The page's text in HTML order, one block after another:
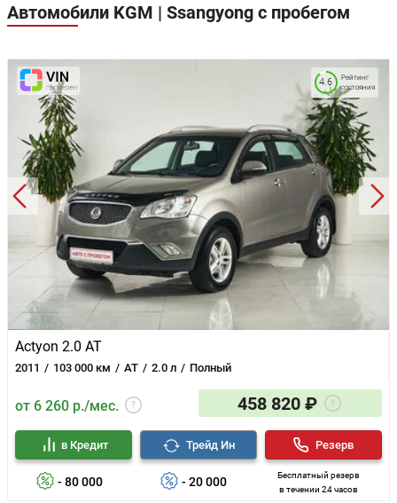
Автомобили KGM | Ssangyong с пробегом
Actyon 2.0 AT
2011 103 000 км AT 2.0 л Полный
Рейтинг
состояния
4.6
от 6 260 р./мес. 458 820 ₽
- 80 000
в Кредит
- 20 000
Трейд Ин
Бесплатный резерв
в течении 24 часов
Резерв